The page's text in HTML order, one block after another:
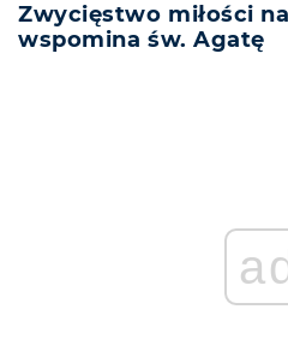
Zwycięstwo miłości
wspomina św. Agatę